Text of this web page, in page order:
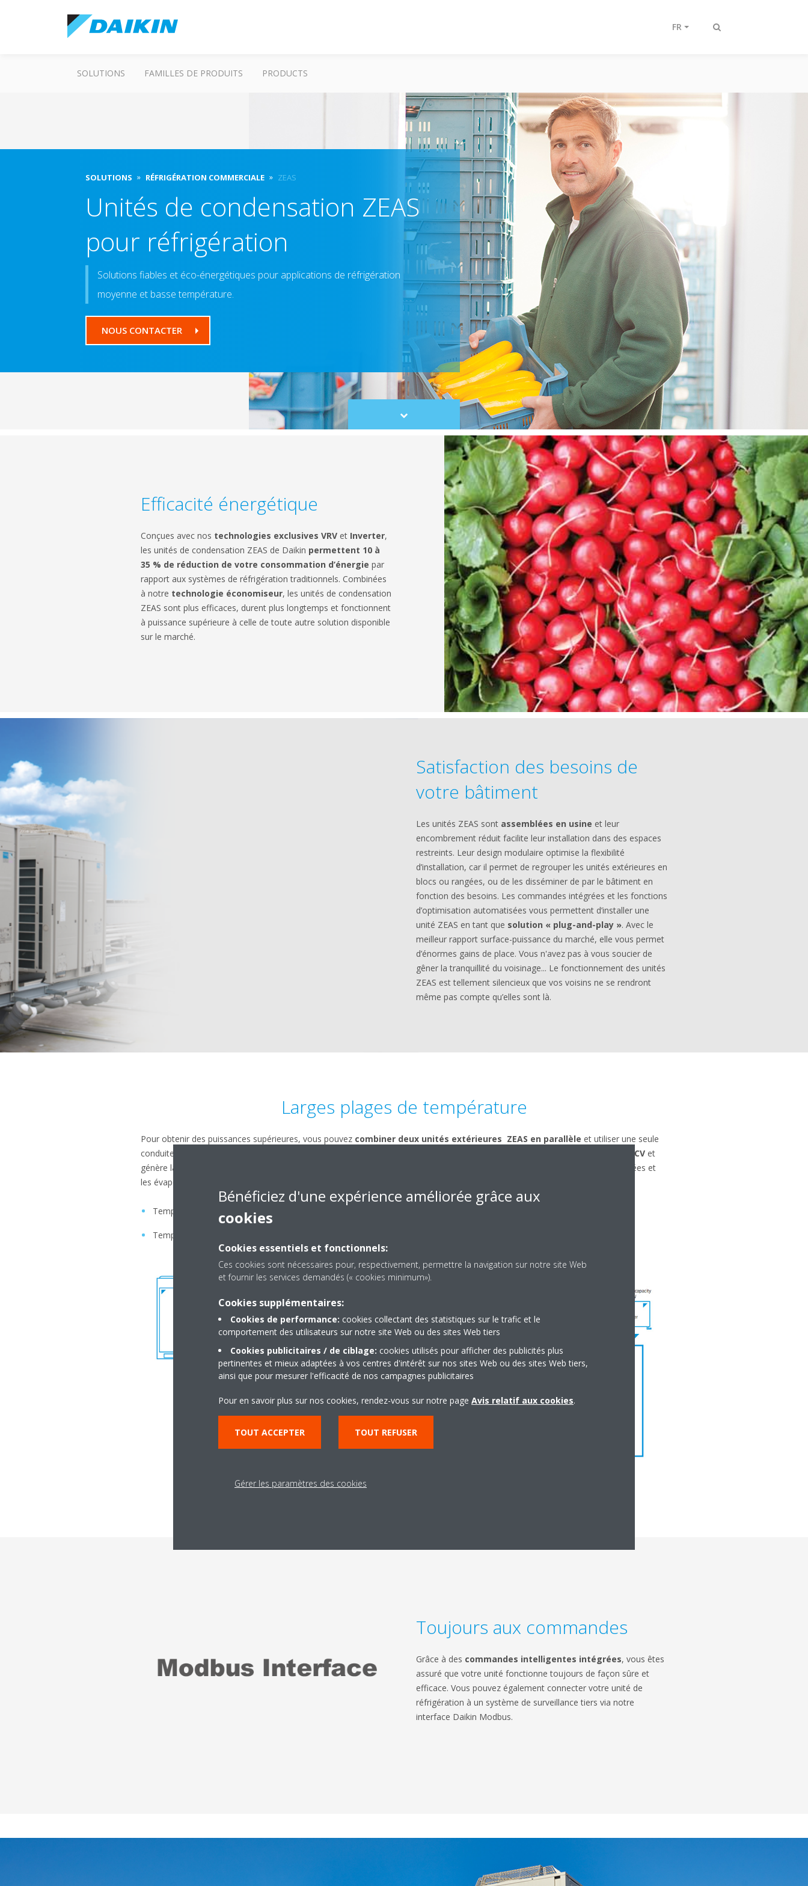
Afficher/masquer
FR
SOLUTIONS FAMILLES DE PRODUITS PRODUCTS
SOLUTIONS RÉFRIGÉRATION COMMERCIALE ZEAS
Unités de condensation ZEAS
pour réfrigération
Solutions fiables et éco-énergétiques pour applications de réfrigération
moyenne et basse température.
NOUS CONTACTER
Scroll
to
Efficacité énergétique
Conçues avec nos technologies exclusives VRVet Inverter,
les unités de condensation ZEAS de Daikin permettent 10 à
35 % de réduction de votre consommation d’énergie par
rapport aux systèmes de réfrigération traditionnels. Combinées
à notre technologie économiseur, les unités de condensation
ZEAS sont plus efficaces, durent plus longtemps et fonctionnent
à puissance supérieure à celle de toute autre solution disponible
sur le marché.
Satisfaction des besoins de
votre bâtiment
Les unités ZEAS sont assemblées en usine et leur
encombrement réduit facilite leur installation dans des espaces
restreints. Leur design modulaire optimise la flexibilité
d’installation, car il permet de regrouper les unités extérieures en
blocs ou rangées, ou de les disséminer de par le bâtiment en
fonction des besoins. Les commandes intégrées et les fonctions
d’optimisation automatisées vous permettent d’installer une
unité ZEAS en tant que solution « plug-and-play ». Avec le
meilleur rapport surface-puissance du marché, elle vous permet
d’énormes gains de place. Vous n'avez pas à vous soucier de
gêner la tranquillité du voisinage... Le fonctionnement des unités
ZEAS est tellement silencieux que vos voisins ne se rendront
même pas compte qu’elles sont là.
Larges plages de température
Pour obtenir des puissances supérieures, vous pouvez combiner deux unités extérieures ZEAS en parallèle et utiliser une seule
conduite d’aspiration et de liquide. Le système ZEAS est disponible en différentes plages de puissance comprises entre
5 et 40 CVet
génère la puissance frigorifique requise pour les équipements tiers, tels que les vitrines ouvertes, les congélateurs à portes vitrées et
les évaporateurs.
Températures extérieures : de -20°C à +43°C
Températures d’évaporation : de -45°C à +10°C
Toujours aux commandes
Grâce à des commandes intelligentes intégrées, vous êtes
assuré que votre unité fonctionne toujours de façon sûre et
efficace. Vous pouvez également connecter votre unité de
réfrigération à un système de surveillance tiers via notre
interface Daikin Modbus.
Bénéficiez d'une expérience améliorée grâce aux
cookies
Cookies essentiels et fonctionnels:
Ces cookies sont nécessaires pour, respectivement, permettre la navigation sur notre site Web
et fournir les services demandés (« cookies minimum»).
Cookies supplémentaires:
Cookies de performance: cookies collectant des statistiques sur le trafic et le
comportement des utilisateurs sur notre site Web ou des sites Web tiers
Cookies publicitaires / de ciblage: cookies utilisés pour afficher des publicités plus
pertinentes et mieux adaptées à vos centres d'intérêt sur nos sites Web ou des sites Web tiers,
ainsi que pour mesurer l'efficacité de nos campagnes publicitaires
Pour en savoir plus sur nos cookies, rendez-vous sur notre page Avis relatif aux cookies.
TOUT ACCEPTER TOUT REFUSER
Gérer les paramètres des cookies